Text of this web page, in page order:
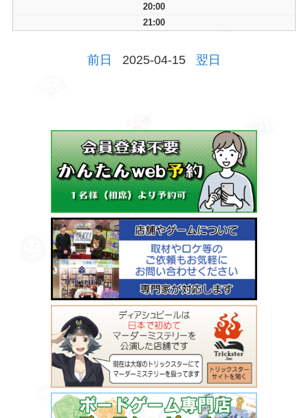
20:00
21:00
前日 2025-04-15 翌日